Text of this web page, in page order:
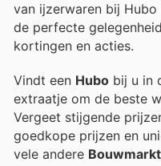
van ijzerwaren bij
de perfecte
kortingen en acties.
Vindt een Hubo bij u in
extraatje om de beste
Vergeet stijgende
goedkope prijzen en
vele andere